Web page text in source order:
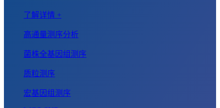
了解详情 +
高通量测序分析
菌株全基因组测序
质粒测序
宏基因组测序